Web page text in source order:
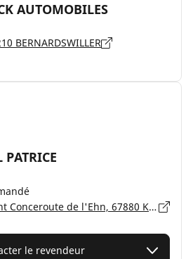
AUTOMOBILES
BERNARDSWILLER
PATRICE
Zone d'Amenagement Conceroute de l'Ehn, 67880 KRAUTERGERSHEIM
le revendeur